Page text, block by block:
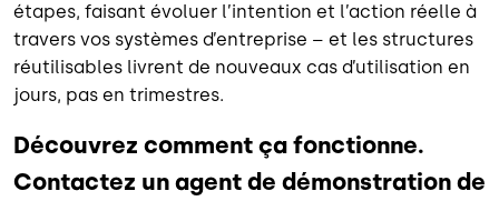
étapes, faisant évoluer l’intention et l’action réelle à
travers vos systèmes d’entreprise – et les structures
réutilisables livrent de nouveaux cas d’utilisation en
jours, pas en trimestres.
Découvrez comment ça fonctionne.
Contactez un agent de démonstration de